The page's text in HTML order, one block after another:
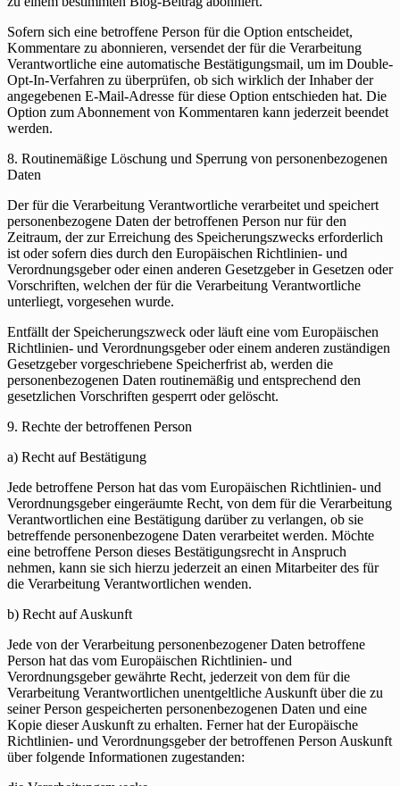
Sofern sich eine betroffene Person für die Option entscheidet,
Kommentare zu abonnieren, versendet der für die Verarbeitung
Verantwortliche eine automatische Bestätigungsmail, um im Double-
Opt-In-Verfahren zu überprüfen, ob sich wirklich der Inhaber der
angegebenen E-Mail-Adresse für diese Option entschieden hat. Die
Option zum Abonnement von Kommentaren kann jederzeit beendet
werden.
8. Routinemäßige Löschung und Sperrung von personenbezogenen
Daten
Der für die Verarbeitung Verantwortliche verarbeitet und speichert
personenbezogene Daten der betroffenen Person nur für den
Zeitraum, der zur Erreichung des Speicherungszwecks erforderlich
ist oder sofern dies durch den Europäischen Richtlinien- und
Verordnungsgeber oder einen anderen Gesetzgeber in Gesetzen oder
Vorschriften, welchen der für die Verarbeitung Verantwortliche
unterliegt, vorgesehen wurde.
Entfällt der Speicherungszweck oder läuft eine vom Europäischen
Richtlinien- und Verordnungsgeber oder einem anderen zuständigen
Gesetzgeber vorgeschriebene Speicherfrist ab, werden die
personenbezogenen Daten routinemäßig und entsprechend den
gesetzlichen Vorschriften gesperrt oder gelöscht.
9. Rechte der betroffenen Person
a) Recht auf Bestätigung
Jede betroffene Person hat das vom Europäischen Richtlinien- und
Verordnungsgeber eingeräumte Recht, von dem für die Verarbeitung
Verantwortlichen eine Bestätigung darüber zu verlangen, ob sie
betreffende personenbezogene Daten verarbeitet werden. Möchte
eine betroffene Person dieses Bestätigungsrecht in Anspruch
nehmen, kann sie sich hierzu jederzeit an einen Mitarbeiter des für
die Verarbeitung Verantwortlichen wenden.
b) Recht auf Auskunft
Jede von der Verarbeitung personenbezogener Daten betroffene
Person hat das vom Europäischen Richtlinien- und
Verordnungsgeber gewährte Recht, jederzeit von dem für die
Verarbeitung Verantwortlichen unentgeltliche Auskunft über die zu
seiner Person gespeicherten personenbezogenen Daten und eine
Kopie dieser Auskunft zu erhalten. Ferner hat der Europäische
Richtlinien- und Verordnungsgeber der betroffenen Person Auskunft
über folgende Informationen zugestanden: